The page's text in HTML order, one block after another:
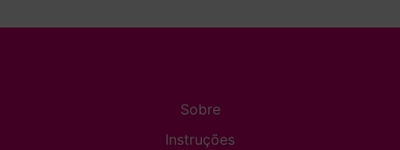
Sobre
Instruções